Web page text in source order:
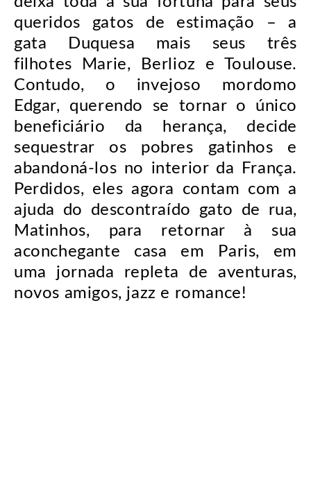
queridos gatos de estimação – a
gata Duquesa mais seus três
filhotes Marie, Berlioz e Toulouse.
Contudo, o invejoso mordomo
Edgar, querendo se tornar o único
beneficiário da herança, decide
sequestrar os pobres gatinhos e
abandoná-los no interior da França.
Perdidos, eles agora contam com a
ajuda do descontraído gato de rua,
Matinhos, para retornar à sua
aconchegante casa em Paris, em
uma jornada repleta de aventuras,
novos amigos, jazz e romance!